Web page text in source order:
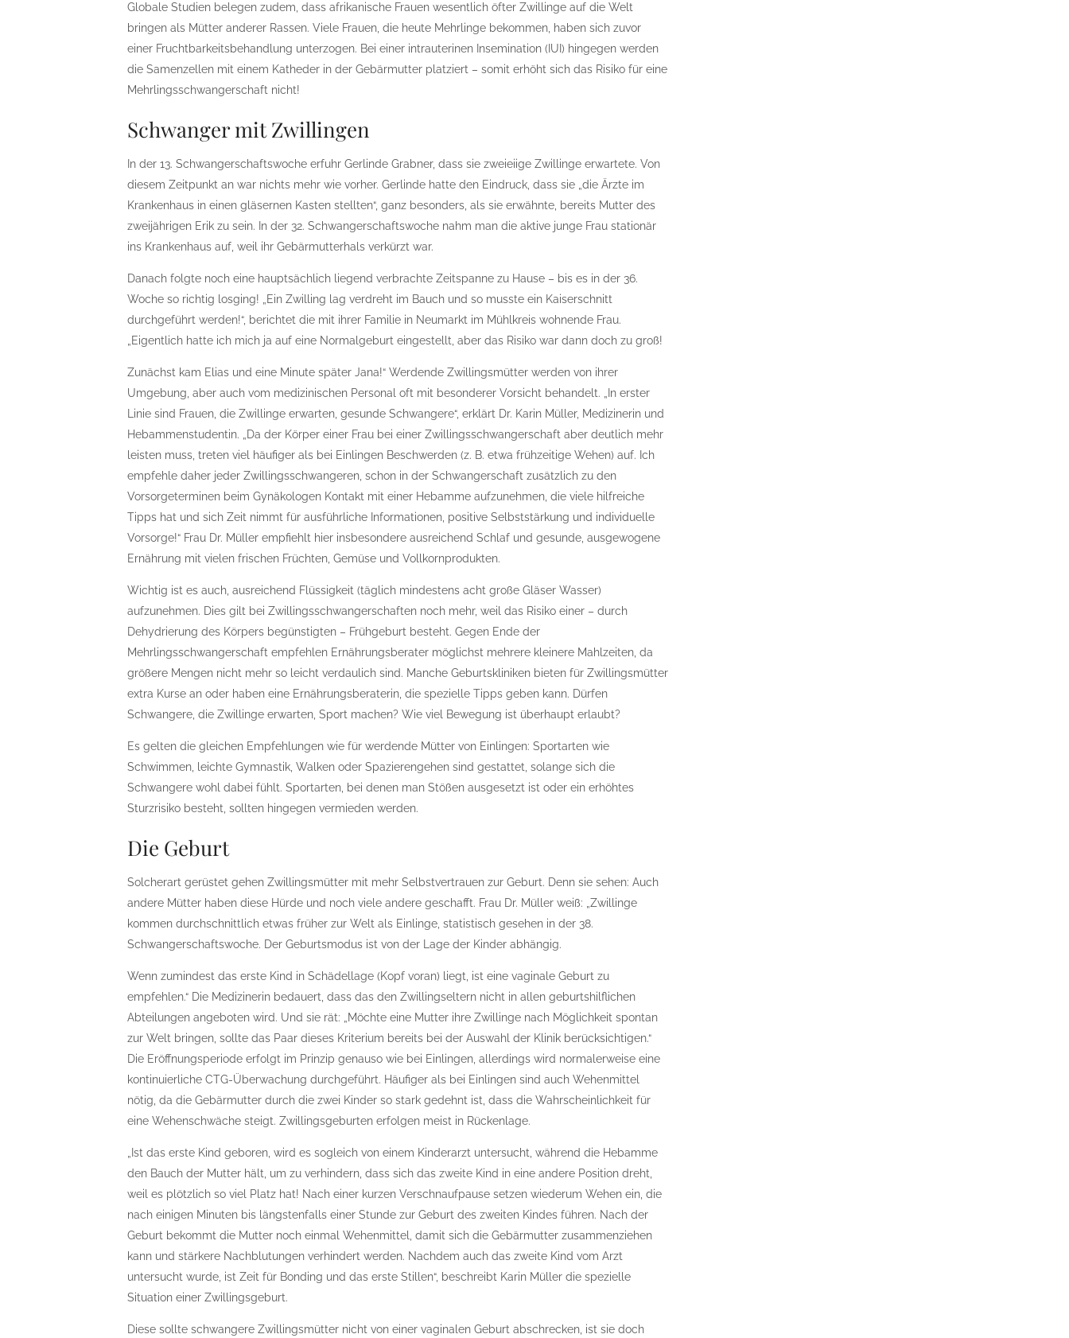
Globale Studien belegen zudem, dass afrikanische Frauen wesentlich öfter Zwillinge auf die Welt
bringen als Mütter anderer Rassen. Viele Frauen, die heute Mehrlinge bekommen, haben sich zuvor
einer Fruchtbarkeitsbehandlung unterzogen. Bei einer intrauterinen Insemination (IUI) hingegen werden
die Samenzellen mit einem Katheder in der Gebärmutter platziert – somit erhöht sich das Risiko für eine
Mehrlingsschwangerschaft nicht!
Schwanger mit Zwillingen
In der 13. Schwangerschaftswoche erfuhr Gerlinde Grabner, dass sie zweieiige Zwillinge erwartete. Von
diesem Zeitpunkt an war nichts mehr wie vorher. Gerlinde hatte den Eindruck, dass sie „die Ärzte im
Krankenhaus in einen gläsernen Kasten stellten“, ganz besonders, als sie erwähnte, bereits Mutter des
zweijährigen Erik zu sein. In der 32. Schwangerschaftswoche nahm man die aktive junge Frau stationär
ins Krankenhaus auf, weil ihr Gebärmutterhals verkürzt war.
Danach folgte noch eine hauptsächlich liegend verbrachte Zeitspanne zu Hause – bis es in der 36.
Woche so richtig losging! „Ein Zwilling lag verdreht im Bauch und so musste ein Kaiserschnitt
durchgeführt werden!“, berichtet die mit ihrer Familie in Neumarkt im Mühlkreis wohnende Frau.
„Eigentlich hatte ich mich ja auf eine Normalgeburt eingestellt, aber das Risiko war dann doch zu groß!
Zunächst kam Elias und eine Minute später Jana!“ Werdende Zwillingsmütter werden von ihrer
Umgebung, aber auch vom medizinischen Personal oft mit besonderer Vorsicht behandelt. „In erster
Linie sind Frauen, die Zwillinge erwarten, gesunde Schwangere“, erklärt Dr. Karin Müller, Medizinerin und
Hebammenstudentin. „Da der Körper einer Frau bei einer Zwillingsschwangerschaft aber deutlich mehr
leisten muss, treten viel häufiger als bei Einlingen Beschwerden (z. B. etwa frühzeitige Wehen) auf. Ich
empfehle daher jeder Zwillingsschwangeren, schon in der Schwangerschaft zusätzlich zu den
Vorsorgeterminen beim Gynäkologen Kontakt mit einer Hebamme aufzunehmen, die viele hilfreiche
Tipps hat und sich Zeit nimmt für ausführliche Informationen, positive Selbststärkung und individuelle
Vorsorge!“ Frau Dr. Müller empfiehlt hier insbesondere ausreichend Schlaf und gesunde, ausgewogene
Ernährung mit vielen frischen Früchten, Gemüse und Vollkornprodukten.
Wichtig ist es auch, ausreichend Flüssigkeit (täglich mindestens acht große Gläser Wasser)
aufzunehmen. Dies gilt bei Zwillingsschwangerschaften noch mehr, weil das Risiko einer – durch
Dehydrierung des Körpers begünstigten – Frühgeburt besteht. Gegen Ende der
Mehrlingsschwangerschaft empfehlen Ernährungsberater möglichst mehrere kleinere Mahlzeiten, da
größere Mengen nicht mehr so leicht verdaulich sind. Manche Geburtskliniken bieten für Zwillingsmütter
extra Kurse an oder haben eine Ernährungsberaterin, die spezielle Tipps geben kann. Dürfen
Schwangere, die Zwillinge erwarten, Sport machen? Wie viel Bewegung ist überhaupt erlaubt?
Es gelten die gleichen Empfehlungen wie für werdende Mütter von Einlingen: Sportarten wie
Schwimmen, leichte Gymnastik, Walken oder Spazierengehen sind gestattet, solange sich die
Schwangere wohl dabei fühlt. Sportarten, bei denen man Stößen ausgesetzt ist oder ein erhöhtes
Sturzrisiko besteht, sollten hingegen vermieden werden.
Die Geburt
Solcherart gerüstet gehen Zwillingsmütter mit mehr Selbstvertrauen zur Geburt. Denn sie sehen: Auch
andere Mütter haben diese Hürde und noch viele andere geschafft. Frau Dr. Müller weiß: „Zwillinge
kommen durchschnittlich etwas früher zur Welt als Einlinge, statistisch gesehen in der 38.
Schwangerschaftswoche. Der Geburtsmodus ist von der Lage der Kinder abhängig.
Wenn zumindest das erste Kind in Schädellage (Kopf voran) liegt, ist eine vaginale Geburt zu
empfehlen.“ Die Medizinerin bedauert, dass das den Zwillingseltern nicht in allen geburtshilflichen
Abteilungen angeboten wird. Und sie rät: „Möchte eine Mutter ihre Zwillinge nach Möglichkeit spontan
zur Welt bringen, sollte das Paar dieses Kriterium bereits bei der Auswahl der Klinik berücksichtigen.“
Die Eröffnungsperiode erfolgt im Prinzip genauso wie bei Einlingen, allerdings wird normalerweise eine
kontinuierliche CTG-Überwachung durchgeführt. Häufiger als bei Einlingen sind auch Wehenmittel
nötig, da die Gebärmutter durch die zwei Kinder so stark gedehnt ist, dass die Wahrscheinlichkeit für
eine Wehenschwäche steigt. Zwillingsgeburten erfolgen meist in Rückenlage.
„Ist das erste Kind geboren, wird es sogleich von einem Kinderarzt untersucht, während die Hebamme
den Bauch der Mutter hält, um zu verhindern, dass sich das zweite Kind in eine andere Position dreht,
weil es plötzlich so viel Platz hat! Nach einer kurzen Verschnaufpause setzen wiederum Wehen ein, die
nach einigen Minuten bis längstenfalls einer Stunde zur Geburt des zweiten Kindes führen. Nach der
Geburt bekommt die Mutter noch einmal Wehenmittel, damit sich die Gebärmutter zusammenziehen
kann und stärkere Nachblutungen verhindert werden. Nachdem auch das zweite Kind vom Arzt
untersucht wurde, ist Zeit für Bonding und das erste Stillen“, beschreibt Karin Müller die spezielle
Situation einer Zwillingsgeburt.
Diese sollte schwangere Zwillingsmütter nicht von einer vaginalen Geburt abschrecken, ist sie doch